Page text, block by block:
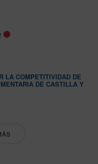
LA COMPETITIVIDAD DE
DE CASTILLA Y